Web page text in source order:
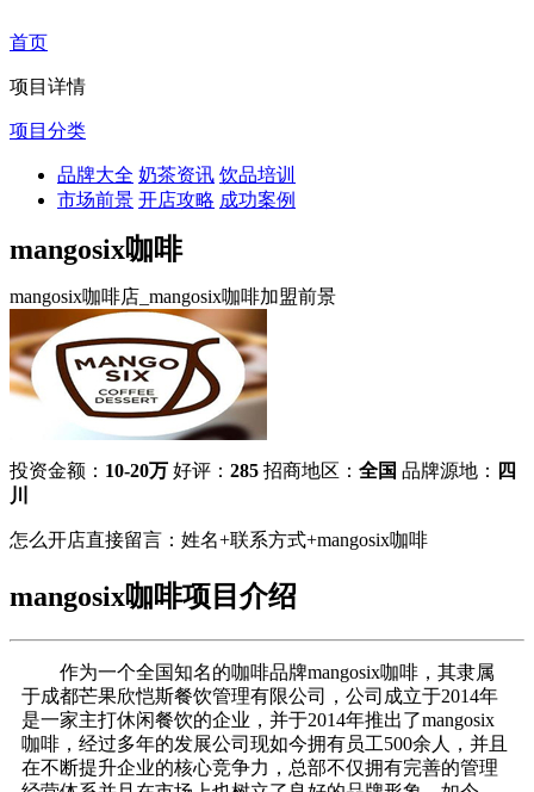
首页
项目详情
项目分类
品牌大全 奶茶资讯 饮品培训
市场前景 开店攻略 成功案例
mangosix咖啡
mangosix咖啡店_mangosix咖啡加盟前景
投资金额： 10-20万 好评： 285 招商地区： 全国 品牌源地： 四
川
怎么开店直接留言：姓名+联系方式+mangosix咖啡
mangosix咖啡项目介绍
作为一个全国知名的咖啡品牌mangosix咖啡，其隶属
于成都芒果欣恺斯餐饮管理有限公司，公司成立于2014年
是一家主打休闲餐饮的企业，并于2014年推出了mangosix
咖啡，经过多年的发展公司现如今拥有员工500余人，并且
在不断提升企业的核心竞争力，总部不仅拥有完善的管理